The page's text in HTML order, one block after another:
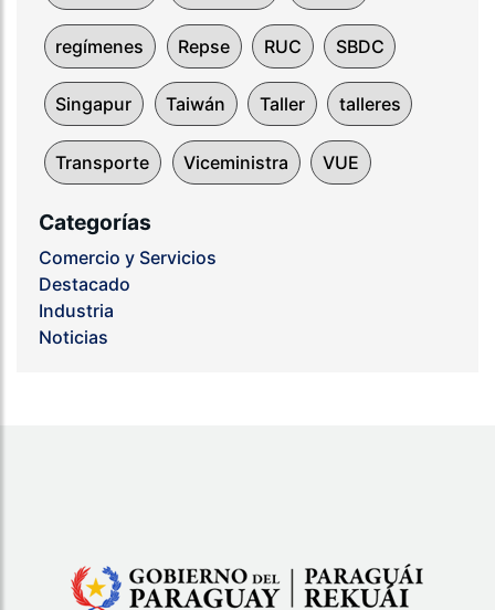
regímenes Repse RUC SBDC
Singapur Taiwán Taller talleres
Transporte Viceministra VUE
Categorías
Comercio y Servicios
Destacado
Industria
Noticias